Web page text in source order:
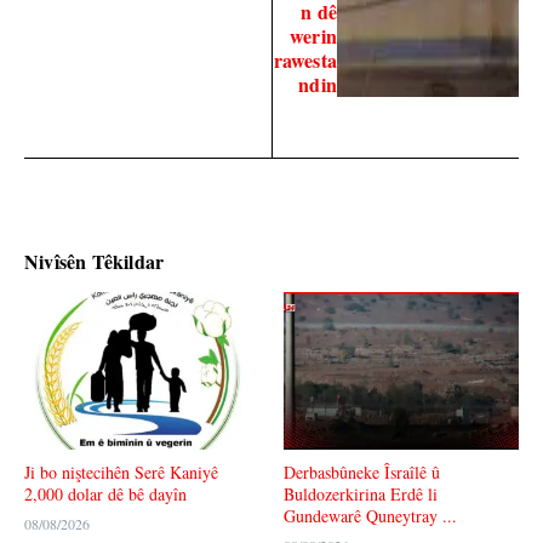
n dê
werin
rawesta
ndin
Nivîsên Têkildar
Ji bo niştecihên Serê Kaniyê
2,000 dolar dê bê dayîn
08/08/2026
Derbasbûneke Îsraîlê û
Buldozerkirina Erdê li
Gundewarê Quneytray ...